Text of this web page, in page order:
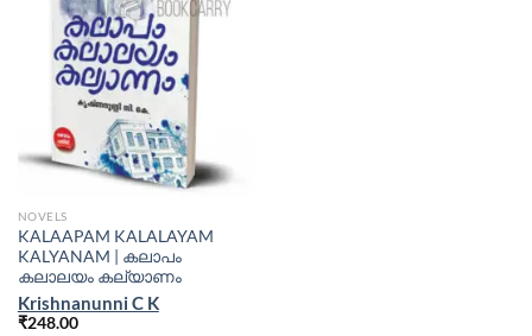
NOVELS
KALAAPAM KALALAYAM
KALYANAM | കലാപം
കലാലയം കല്യാണം
Krishnanunni C K
₹248.00